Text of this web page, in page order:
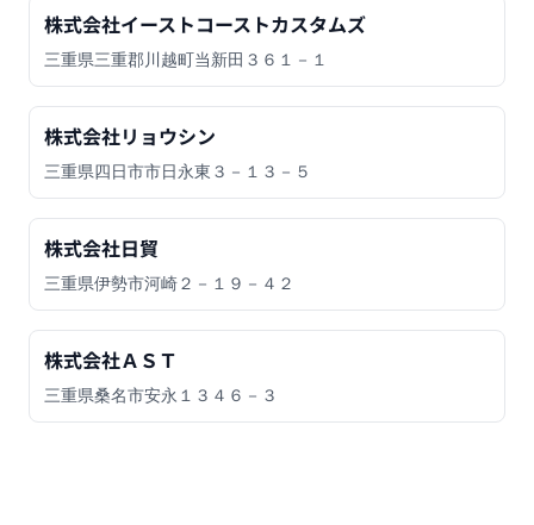
株式会社イーストコーストカスタムズ
三重県三重郡川越町当新田３６１－１
株式会社リョウシン
三重県四日市市日永東３－１３－５
株式会社日貿
三重県伊勢市河崎２－１９－４２
株式会社ＡＳＴ
三重県桑名市安永１３４６－３